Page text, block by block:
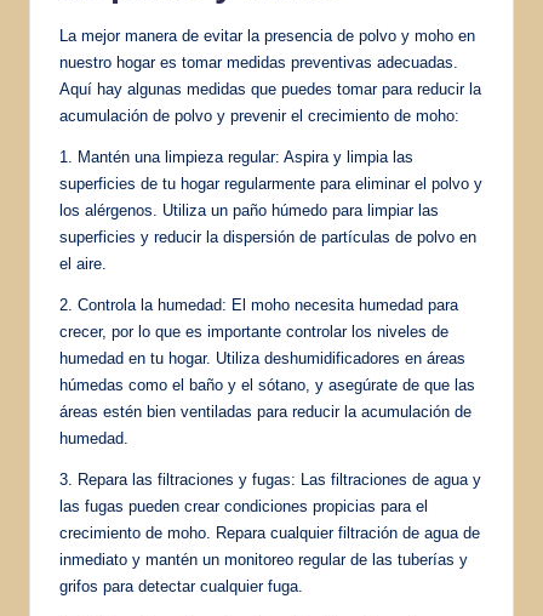
La mejor manera de evitar la presencia de polvo y moho en
nuestro hogar es tomar medidas preventivas adecuadas.
Aquí hay algunas medidas que puedes tomar para reducir la
acumulación de polvo y prevenir el crecimiento de moho:
1. Mantén una limpieza regular: Aspira y limpia las
superficies de tu hogar regularmente para eliminar el polvo y
los alérgenos. Utiliza un paño húmedo para limpiar las
superficies y reducir la dispersión de partículas de polvo en
el aire.
2. Controla la humedad: El moho necesita humedad para
crecer, por lo que es importante controlar los niveles de
humedad en tu hogar. Utiliza deshumidificadores en áreas
húmedas como el baño y el sótano, y asegúrate de que las
áreas estén bien ventiladas para reducir la acumulación de
humedad.
3. Repara las filtraciones y fugas: Las filtraciones de agua y
las fugas pueden crear condiciones propicias para el
crecimiento de moho. Repara cualquier filtración de agua de
inmediato y mantén un monitoreo regular de las tuberías y
grifos para detectar cualquier fuga.